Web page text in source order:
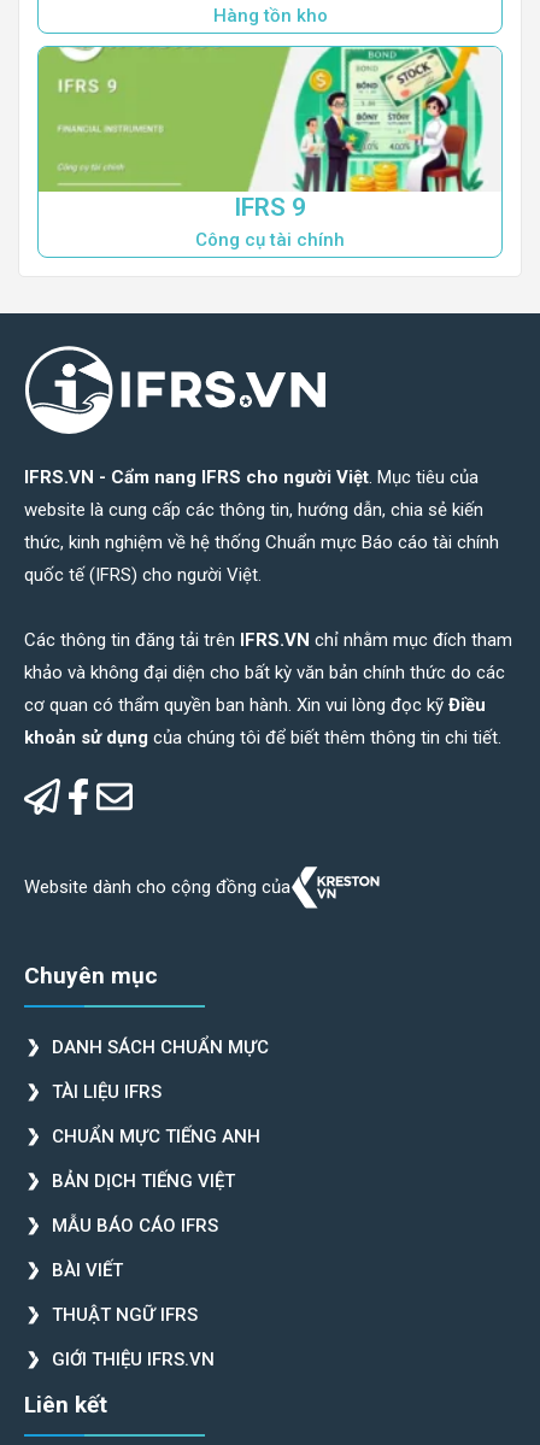
Hàng tồn kho
IFRS 9
Công cụ tài chính
IFRS.VN - Cẩm nang IFRS cho người Việt. Mục tiêu của
website là cung cấp các thông tin, hướng dẫn, chia sẻ kiến
thức, kinh nghiệm về hệ thống Chuẩn mực Báo cáo tài chính
quốc tế (IFRS) cho người Việt.
Các thông tin đăng tải trên IFRS.VN chỉ nhằm mục đích tham
khảo và không đại diện cho bất kỳ văn bản chính thức do các
cơ quan có thẩm quyền ban hành. Xin vui lòng đọc kỹ Điều
khoản sử dụng của chúng tôi để biết thêm thông tin chi tiết.
Website dành cho cộng đồng của
Chuyên mục
DANH SÁCH CHUẨN MỰC
TÀI LIỆU IFRS
CHUẨN MỰC TIẾNG ANH
BẢN DỊCH TIẾNG VIỆT
MẪU BÁO CÁO IFRS
BÀI VIẾT
THUẬT NGỮ IFRS
GIỚI THIỆU IFRS.VN
Liên kết